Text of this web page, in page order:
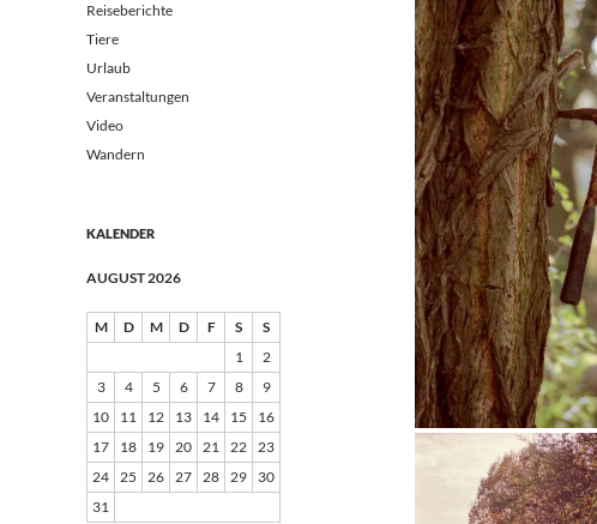
Reiseberichte
Tiere
Urlaub
Veranstaltungen
Video
Wandern
KALENDER
AUGUST 2026
M D M D F S
S
1
2
3
4 5 6 7 8
9
10
11 12 13 14 15
16
17
18 19 20 21 22 23
24 25 26 27 28 29
30
31